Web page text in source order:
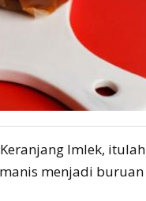
Imlek,
menjadi